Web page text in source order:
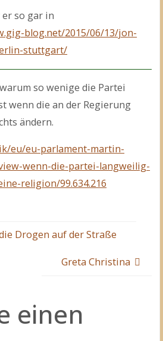
so gar in
blog.net/2015/06/13/jon-
stuttgart/
so wenige die Partei
wenn die an der Regierung
ändern.
eu/eu-parlament-martin-
wenn-die-partei-langweilig-
religion/99.634.216
Drogen auf der Straße
Greta Christina
einen